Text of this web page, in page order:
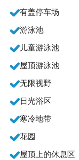
有盖停车场
游泳池
儿童游泳池
屋顶游泳池
无限视野
日光浴区
寒冷地带
花园
屋顶上的休息区